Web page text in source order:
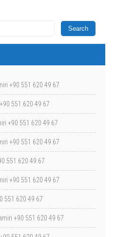
+90 551 620 49 67
551 620 49 67
+90 551 620 49 67
+90 551 620 49 67
551 620 49 67
+90 551 620 49 67
551 620 49 67
+90 551 620 49 67